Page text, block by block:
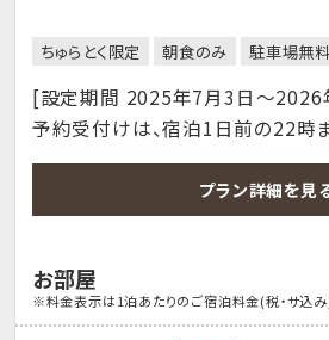
ちゅらとく限定 朝食のみ 駐車場無料
[設定期間 2025年7月3日～2026
予約受付けは、宿泊1日前の22時
プラン詳細を見
お部屋
※料金表示は1泊あたりのご宿泊料金(税・サ込み)